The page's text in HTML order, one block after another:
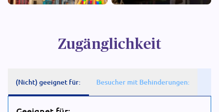
Zugänglichkeit
(Nicht) geeignet für: Besucher mit Behinderungen: